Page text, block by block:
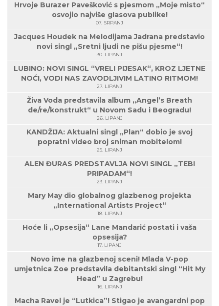
Hrvoje Burazer Pavešković s pjesmom „Moje misto“
osvojio najviše glasova publike!
07. SRPANJ
Jacques Houdek na Melodijama Jadrana predstavio
novi singl „Sretni ljudi ne pišu pjesme“!
30. LIPANJ
LUBINO: NOVI SINGL “VRELI PIJESAK“, KROZ LJETNE
NOĆI, VODI NAS ZAVODLJIVIM LATINO RITMOM!
27. LIPANJ
Živa Voda predstavila album „Angel’s Breath
de/re/konstrukt“ u Novom Sadu i Beogradu!
26. LIPANJ
KANDŽIJA: Aktualni singl „Plan“ dobio je svoj
popratni video broj sniman mobitelom!
25. LIPANJ
ALEN ĐURAS PREDSTAVLJA NOVI SINGL „TEBI
PRIPADAM“!
23. LIPANJ
Mary May dio globalnog glazbenog projekta
„International Artists Project“
18. LIPANJ
Hoće li „Opsesija“ Lane Mandarić postati i vaša
opsesija?
17. LIPANJ
Novo ime na glazbenoj sceni! Mlada V-pop
umjetnica Zoe predstavila debitantski singl “Hit My
Head” u Zagrebu!
16. LIPANJ
Macha Ravel je “Lutkica”! Stigao je avangardni pop